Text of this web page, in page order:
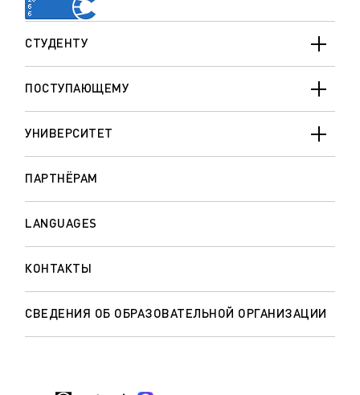
СТУДЕНТУ
ПОСТУПАЮЩЕМУ
УНИВЕРСИТЕТ
ПАРТНЁРАМ
LANGUAGES
КОНТАКТЫ
СВЕДЕНИЯ ОБ ОБРАЗОВАТЕЛЬНОЙ ОРГАНИЗАЦИИ